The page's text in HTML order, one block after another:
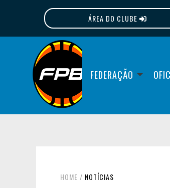
ÁREA DO CLUBE
FEDERAÇÃO
HOME / NOTÍCIAS